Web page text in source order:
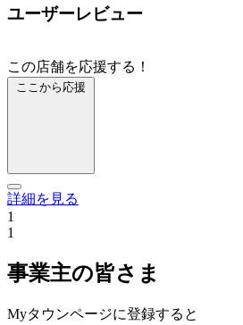
ユーザーレビュー
この店舗を応援する！
ここから応援
詳細を見る
1
1
事業主の皆さま
Myタウンページに登録すると